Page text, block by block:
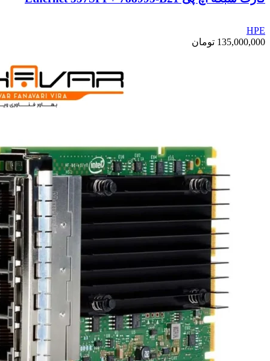
HPE
135,000,000 تومان